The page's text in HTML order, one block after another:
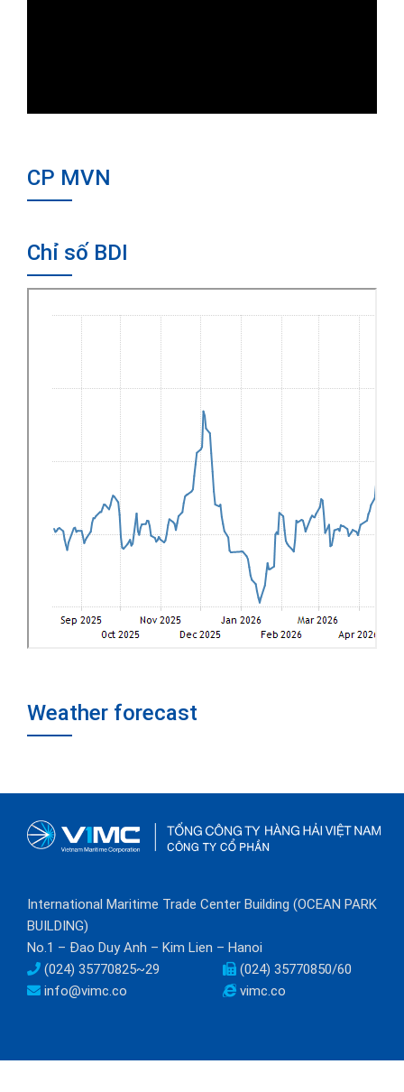
CP MVN
Chỉ số BDI
Weather forecast
International Maritime Trade Center Building (OCEAN PARK
BUILDING)
No.1 – Đao Duy Anh – Kim Lien – Hanoi
(024) 35770825~29
(024) 35770850/60
info@vimc.co
vimc.co